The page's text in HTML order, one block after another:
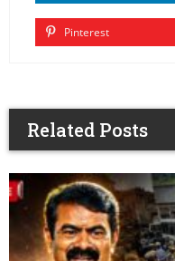
Pinterest
Related Posts